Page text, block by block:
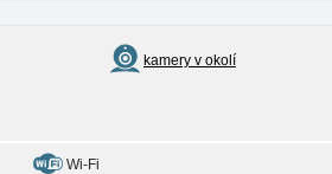
kamery v okolí
Wi-Fi